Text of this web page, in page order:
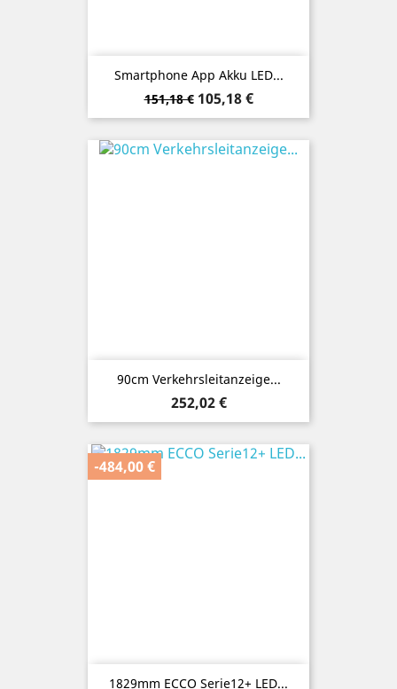
Smartphone App Akku LED...
Verkaufspreis
151,18 € Preis
105,18 €
90cm Verkehrsleitanzeige...
Preis
252,02 €
1829mm ECCO Serie12+ LED...
-484,00 €